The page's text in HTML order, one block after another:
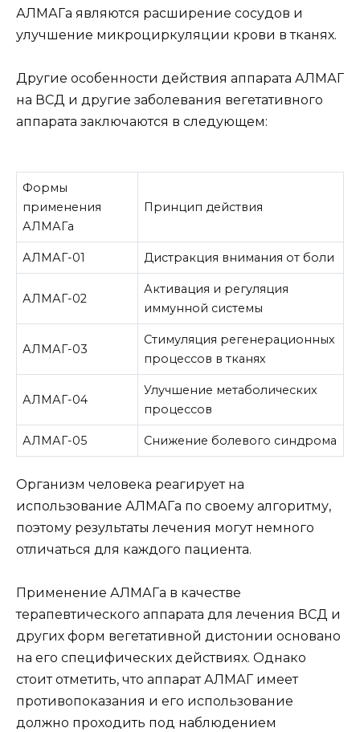
АЛМАГа являются расширение сосудов и
улучшение микроциркуляции крови в тканях.
Другие особенности действия аппарата АЛМАГ
на ВСД и другие заболевания вегетативного
аппарата заключаются в следующем:
Формы
применения
АЛМАГа
Принцип действия
АЛМАГ-01 Дистракция внимания от боли
АЛМАГ-02
Активация и регуляция
иммунной системы
АЛМАГ-03
Стимуляция регенерационных
процессов в тканях
АЛМАГ-04
Улучшение метаболических
процессов
АЛМАГ-05 Снижение болевого синдрома
Организм человека реагирует на
использование АЛМАГа по своему алгоритму,
поэтому результаты лечения могут немного
отличаться для каждого пациента.
Применение АЛМАГа в качестве
терапевтического аппарата для лечения ВСД и
других форм вегетативной дистонии основано
на его специфических действиях. Однако
стоит отметить, что аппарат АЛМАГ имеет
противопоказания и его использование
должно проходить под наблюдением